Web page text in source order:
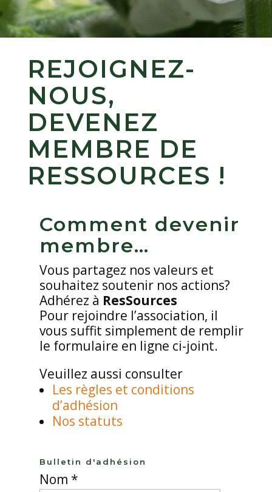
REJOIGNEZ-
NOUS,
DEVENEZ
MEMBRE DE
RESSOURCES !
Comment devenir
membre…
Vous partagez nos valeurs et
souhaitez soutenir nos actions?
Adhérez à ResSources
Pour rejoindre l’association, il
vous suffit simplement de remplir
le formulaire en ligne ci-joint.
Veuillez aussi consulter
Les règles et conditions
d’adhésion
Nos statuts
Bulletin d'adhésion
Nom *